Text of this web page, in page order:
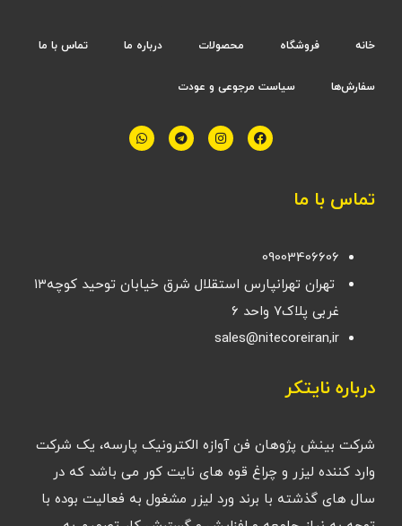
خانه فروشگاه محصولات درباره ما تماس با ما
سفارش‌ها سیاست مرجوعی و عودت
تماس با ما
09003406606
تهران تهرانپارس استقلال شرق خیابان توحید کوچه۱۳
غربی پلاک۷ واحد ۶
sales@nitecoreiran,ir
درباره نایتکر
شرکت بینش پژوهان فن آوازه الکترونیک پارسه، یک شرکت
وارد کننده لیزر و چراغ قوه های نایت کور می باشد که در
سال های گذشته با برند ورد لیزر مشغول به فعالیت بوده با